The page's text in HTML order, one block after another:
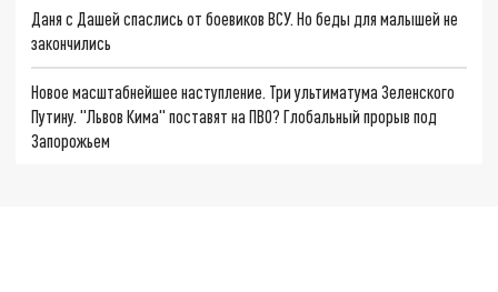
Даня с Дашей спаслись от боевиков ВСУ. Но беды для малышей не
закончились
Новое масштабнейшее наступление. Три ультиматума Зеленского
Путину. "Львов Кима" поставят на ПВО? Глобальный прорыв под
Запорожьем